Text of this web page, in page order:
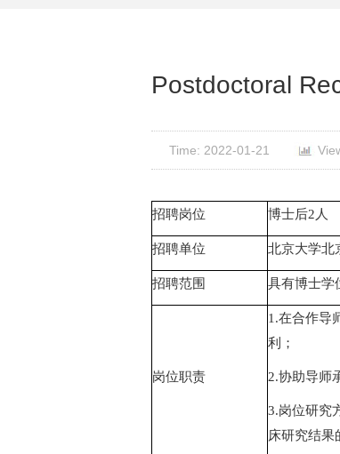
Postdoctoral
Time: 2022-01-21
招聘岗位 博士后2 人
招聘单位 北京大学北
招聘范围 具有博士学
岗位职责
1.在合作导
利；
2.协助导师
3.岗位研究
床研究结果